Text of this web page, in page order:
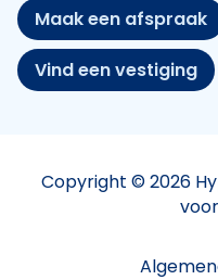
Maak een afspraak
Vind een vestiging
Copyright © 2026